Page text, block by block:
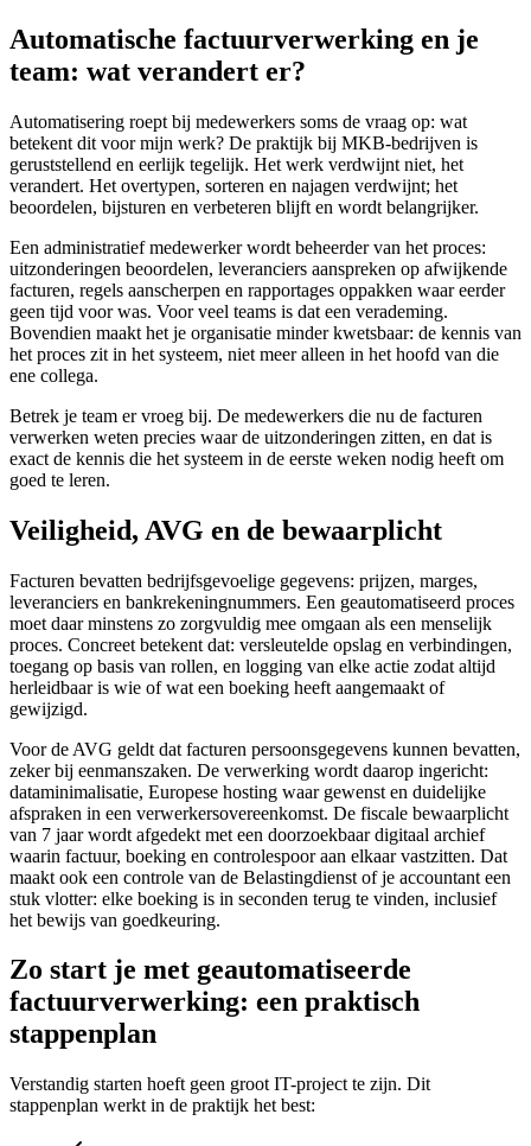
Automatische factuurverwerking en je
team: wat verandert er?
Automatisering roept bij medewerkers soms de vraag op: wat
betekent dit voor mijn werk? De praktijk bij MKB-bedrijven is
geruststellend en eerlijk tegelijk. Het werk verdwijnt niet, het
verandert. Het overtypen, sorteren en najagen verdwijnt; het
beoordelen, bijsturen en verbeteren blijft en wordt belangrijker.
Een administratief medewerker wordt beheerder van het proces:
uitzonderingen beoordelen, leveranciers aanspreken op afwijkende
facturen, regels aanscherpen en rapportages oppakken waar eerder
geen tijd voor was. Voor veel teams is dat een verademing.
Bovendien maakt het je organisatie minder kwetsbaar: de kennis van
het proces zit in het systeem, niet meer alleen in het hoofd van die
ene collega.
Betrek je team er vroeg bij. De medewerkers die nu de facturen
verwerken weten precies waar de uitzonderingen zitten, en dat is
exact de kennis die het systeem in de eerste weken nodig heeft om
goed te leren.
Veiligheid, AVG en de bewaarplicht
Facturen bevatten bedrijfsgevoelige gegevens: prijzen, marges,
leveranciers en bankrekeningnummers. Een geautomatiseerd proces
moet daar minstens zo zorgvuldig mee omgaan als een menselijk
proces. Concreet betekent dat: versleutelde opslag en verbindingen,
toegang op basis van rollen, en logging van elke actie zodat altijd
herleidbaar is wie of wat een boeking heeft aangemaakt of
gewijzigd.
Voor de AVG geldt dat facturen persoonsgegevens kunnen bevatten,
zeker bij eenmanszaken. De verwerking wordt daarop ingericht:
dataminimalisatie, Europese hosting waar gewenst en duidelijke
afspraken in een verwerkersovereenkomst. De fiscale bewaarplicht
van 7 jaar wordt afgedekt met een doorzoekbaar digitaal archief
waarin factuur, boeking en controlespoor aan elkaar vastzitten. Dat
maakt ook een controle van de Belastingdienst of je accountant een
stuk vlotter: elke boeking is in seconden terug te vinden, inclusief
het bewijs van goedkeuring.
Zo start je met geautomatiseerde
factuurverwerking: een praktisch
stappenplan
Verstandig starten hoeft geen groot IT-project te zijn. Dit
stappenplan werkt in de praktijk het best: